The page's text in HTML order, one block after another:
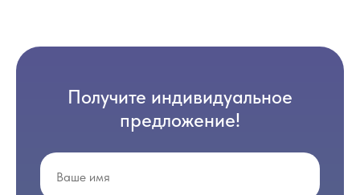
Получите индивидуальное
предложение!